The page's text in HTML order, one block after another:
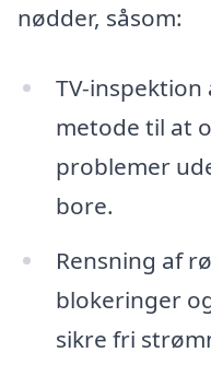
nødder, såsom:
TV-
metode til at
problemer
bore.
Rensning af
blokeringer
sikre fri